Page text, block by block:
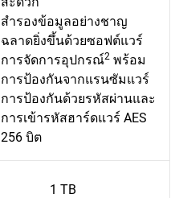
สำรองข้อมูลอย่างชาญ
ฉลาดยิ่งขึ้นด้วยซอฟต์แวร์
การจัดการอุปกรณ์2 พร้อม
การป้องกันจากแรนซัมแวร์
การป้องกันด้วยรหัสผ่านและ
การเข้ารหัสฮาร์ดแวร์ AES
256 บิต
1 TB